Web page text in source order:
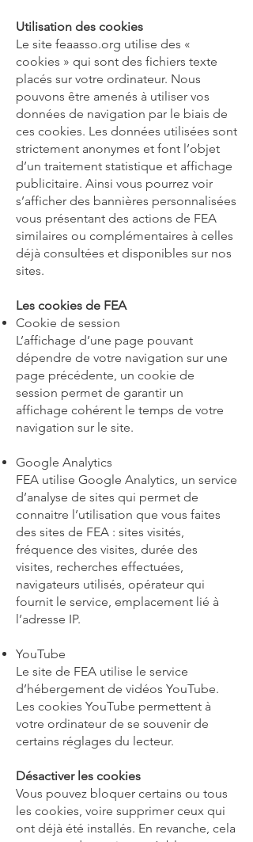
Utilisation des cookies
Le site feaasso.org utilise des «
cookies » qui sont des fichiers texte
placés sur votre ordinateur. Nous
pouvons être amenés à utiliser vos
données de navigation par le biais de
ces cookies. Les données utilisées sont
strictement anonymes et font l’objet
d’un traitement statistique et affichage
publicitaire. Ainsi vous pourrez voir
s’afficher des bannières personnalisées
vous présentant des actions de FEA
similaires ou complémentaires à celles
déjà consultées et disponibles sur nos
sites.
Les cookies de FEA
Cookie de session
L’affichage d’une page pouvant
dépendre de votre navigation sur une
page précédente, un cookie de
session permet de garantir un
affichage cohérent le temps de votre
navigation sur le site.
Google Analytics
FEA utilise Google Analytics, un service
d’analyse de sites qui permet de
connaitre l’utilisation que vous faites
des sites de FEA : sites visités,
fréquence des visites, durée des
visites, recherches effectuées,
navigateurs utilisés, opérateur qui
fournit le service, emplacement lié à
l’adresse IP.
YouTube
Le site de FEA utilise le service
d’hébergement de vidéos YouTube.
Les cookies YouTube permettent à
votre ordinateur de se souvenir de
certains réglages du lecteur.
Désactiver les cookies
Vous pouvez bloquer certains ou tous
les cookies, voire supprimer ceux qui
ont déjà été installés. En revanche, cela